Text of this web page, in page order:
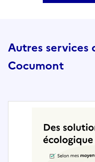
Autres services
Cocumont